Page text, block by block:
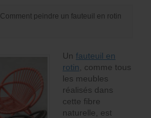
Comment peindre un fauteuil en rotin
Un fauteuil en
rotin , comme tous
les meubles
réalisés dans
cette fibre
naturelle, est